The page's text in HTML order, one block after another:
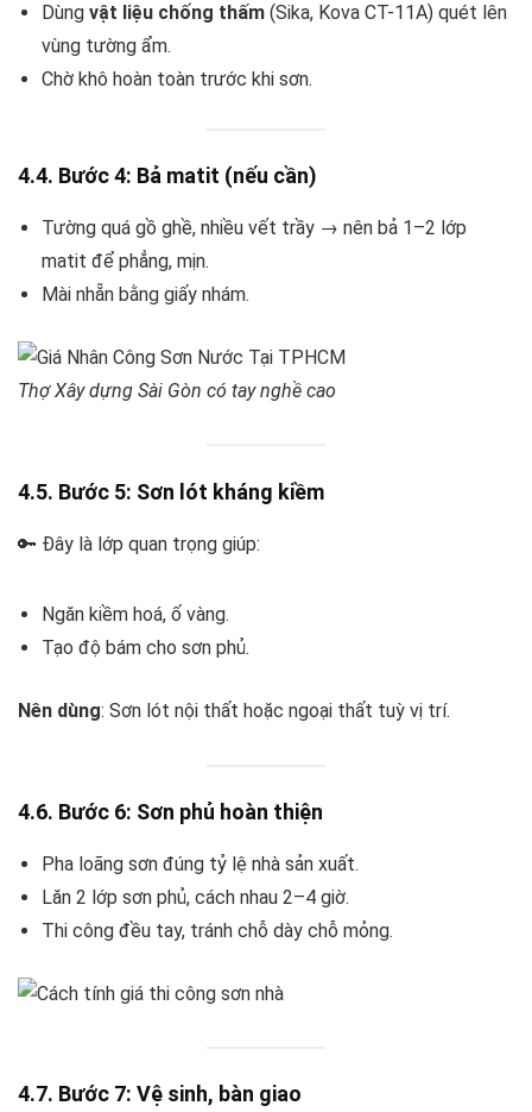
Dùng vật liệu chống thấm (Sika, Kova CT-11A) quét lên
vùng tường ẩm.
Chờ khô hoàn toàn trước khi sơn.
4.4. Bước 4: Bả matit (nếu cần)
Tường quá gồ ghề, nhiều vết trầy → nên bả 1–2 lớp
matit để phẳng, mịn.
Mài nhẵn bằng giấy nhám.
Thợ Xây dựng Sài Gòn có tay nghề cao
4.5. Bước 5: Sơn lót kháng kiềm
🔑 Đây là lớp quan trọng giúp:
Ngăn kiềm hoá, ố vàng.
Tạo độ bám cho sơn phủ.
Nên dùng: Sơn lót nội thất hoặc ngoại thất tuỳ vị trí.
4.6. Bước 6: Sơn phủ hoàn thiện
Pha loãng sơn đúng tỷ lệ nhà sản xuất.
Lăn 2 lớp sơn phủ, cách nhau 2–4 giờ.
Thi công đều tay, tránh chỗ dày chỗ mỏng.
4.7. Bước 7: Vệ sinh, bàn giao